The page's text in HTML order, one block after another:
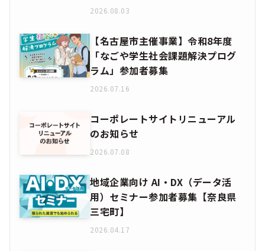
2026.08.03
【名古屋市主催事業】令和8年度
「なごや学生社会課題解決プログ
ラム」参加者募集
2026.07.16
コーポレートサイトリニューアル
のお知らせ
2026.07.08
地域企業向け AI・DX（データ活
用）セミナー参加者募集【奈良県
三宅町】
2026.04.17